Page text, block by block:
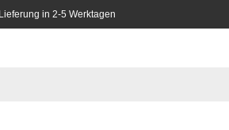
in 2-5 Werktagen